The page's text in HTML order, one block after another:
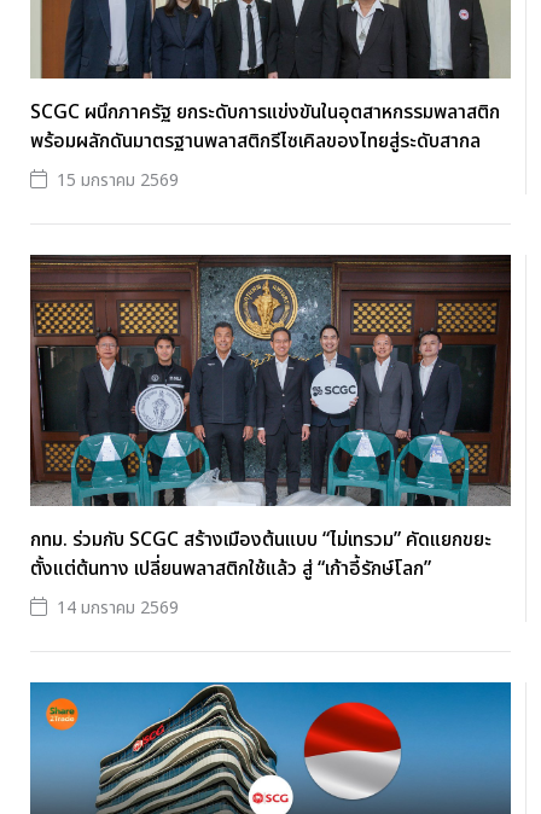
SCGC ผนึกภาครัฐ ยกระดับการแข่งขันในอุตสาหกรรมพลาสติก
พร้อมผลักดันมาตรฐานพลาสติกรีไซเคิลของไทยสู่ระดับสากล
15 มกราคม 2569
กทม. ร่วมกับ SCGC สร้างเมืองต้นแบบ “ไม่เทรวม” คัดแยกขยะ
ตั้งแต่ต้นทาง เปลี่ยนพลาสติกใช้แล้ว สู่ “เก้าอี้รักษ์โลก”
14 มกราคม 2569